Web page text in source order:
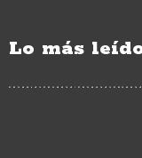
Lo más